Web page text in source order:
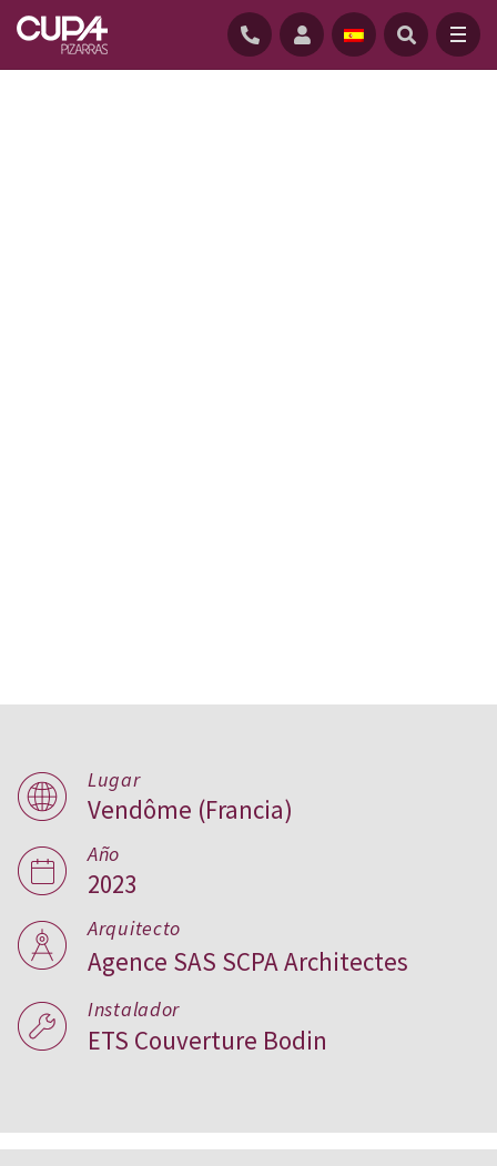
en Vendôme, Francia
Lugar
Vendôme (Francia)
Año
2023
Arquitecto
Agence SAS SCPA Architectes
Instalador
ETS Couverture Bodin